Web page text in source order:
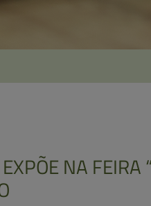
NA FEIRA